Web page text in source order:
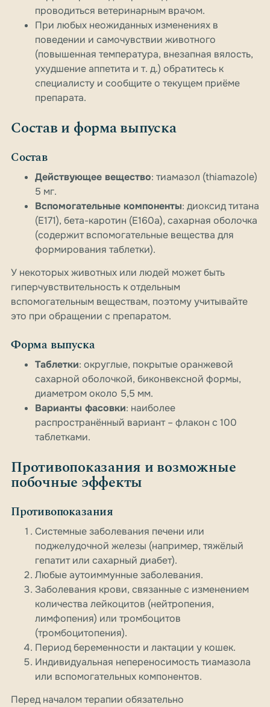
проводиться ветеринарным врачом.
При любых неожиданных изменениях в
поведении и самочувствии животного
(повышенная температура, внезапная вялость,
ухудшение аппетита и т. д.) обратитесь к
специалисту и сообщите о текущем приёме
препарата.
Состав и форма выпуска
Состав
Действующее вещество: тиамазол (thiamazole)
5 мг.
Вспомогательные компоненты: диоксид титана
(E171), бета-каротин (E160a), сахарная оболочка
(содержит вспомогательные вещества для
формирования таблетки).
У некоторых животных или людей может быть
гиперчувствительность к отдельным
вспомогательным веществам, поэтому учитывайте
это при обращении с препаратом.
Форма выпуска
Таблетки: округлые, покрытые оранжевой
сахарной оболочкой, биконвексной формы,
диаметром около 5,5 мм.
Варианты фасовки: наиболее
распространённый вариант – флакон с 100
таблетками.
Противопоказания и возможные
побочные эффекты
Противопоказания
Системные заболевания печени или
поджелудочной железы (например, тяжёлый
гепатит или сахарный диабет).
Любые аутоиммунные заболевания.
Заболевания крови, связанные с изменением
количества лейкоцитов (нейтропения,
лимфопения) или тромбоцитов
(тромбоцитопения).
Период беременности и лактации у кошек.
Индивидуальная непереносимость тиамазола
или вспомогательных компонентов.
Перед началом терапии обязательно